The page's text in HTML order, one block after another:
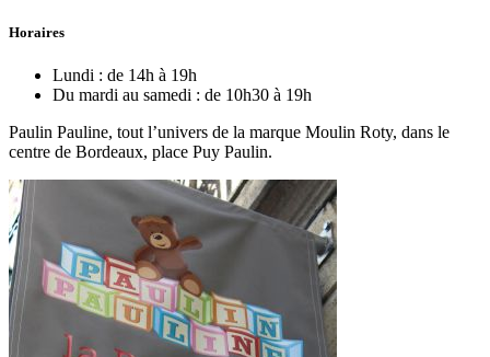
Horaires
Lundi : de 14h à 19h
Du mardi au samedi : de 10h30 à 19h
Paulin Pauline, tout l’univers de la marque Moulin Roty, dans le
centre de Bordeaux, place Puy Paulin.